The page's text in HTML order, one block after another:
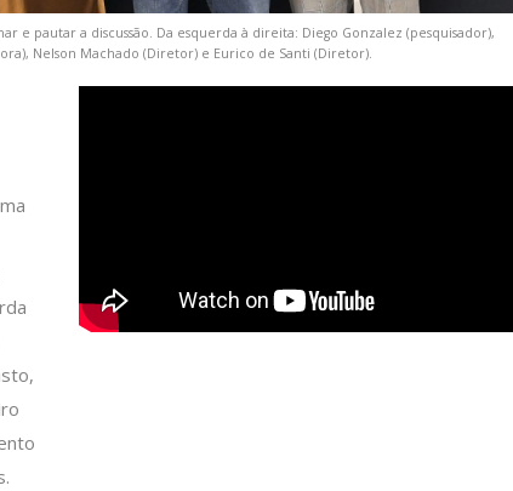
e pautar a discussão. Da esquerda à direita: Diego Gonzalez (pesquisador),
Nelson Machado (Diretor) e Eurico de Santi (Diretor).